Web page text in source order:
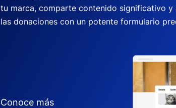
tu marca, comparte contenido significativo y
las donaciones con un potente formulario
Conoce más